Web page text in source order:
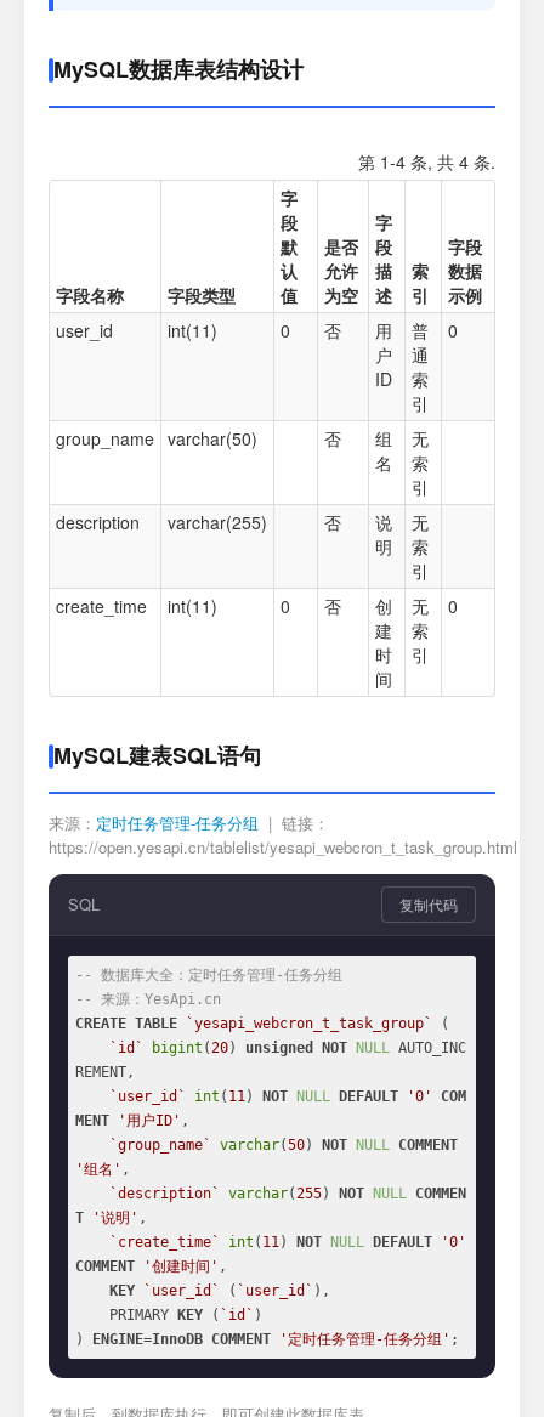
MySQL数据库表结构设计
第 1-4 条, 共 4 条.
字段名称 字段类型
字
段
默
认
值
是否
允许
为空
字
段
描
述
索
引
字段
数据
示例
user_id
int(11) 0 否
用
户
ID
普
通
索
引
0
group_name varchar(50) 否
组
名
无
索
引
description
varchar(255) 否
说
明
无
索
引
create_time
int(11) 0 否
创
建
时
间
无
索
引
0
MySQL建表SQL语句
来源： 定时任务管理-任务分组 | 链接：
https://open.yesapi.cn/tablelist/yesapi_webcron_t_task_group.html
SQL 复制代码
-- 数据库大全：定时任务管理-任务分组
-- 来源：YesApi.cn
CREATE TABLE `yesapi_webcron_t_task_group`
(
`id`
bigint (20) unsigned NOT NULL AUTO_INC
REMENT,
`user_id`
int ( 11) NOT NULL DEFAULT '0'
COM
MENT
'用户ID' ,
`group_name`
varchar(50) NOT NULL COMMENT
'组名' ,
`description`
varchar(255) NOT NULL COMMEN
T
'说明' ,
`create_time`
int ( 11) NOT NULL DEFAULT
'0'
COMMENT
'创建时间' ,
KEY
`user_id` ( `user_id` ),
    PRIMARY
KEY ( `id` )
)
ENGINE=InnoDB COMMENT '定时任务管理-任务分组' ;